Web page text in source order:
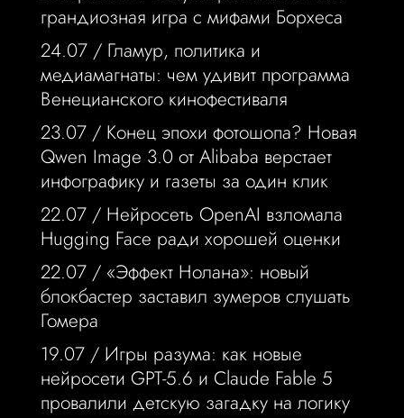
грандиозная игра с мифами Борхеса
24.07 / Гламур, политика и
медиамагнаты: чем удивит программа
Венецианского кинофестиваля
23.07 / Конец эпохи фотошопа? Новая
Qwen Image 3.0 от Alibaba верстает
инфографику и газеты за один клик
22.07 / Нейросеть OpenAI взломала
Hugging Face ради хорошей оценки
22.07 / «Эффект Нолана»: новый
блокбастер заставил зумеров слушать
Гомера
19.07 / Игры разума: как новые
нейросети GPT-5.6 и Claude Fable 5
провалили детскую загадку на логику